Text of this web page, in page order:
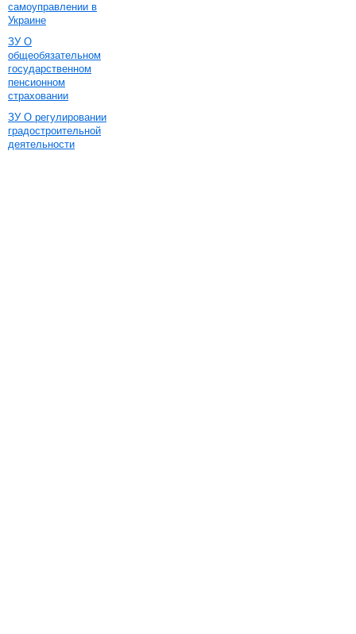
самоуправлении в
Украине
ЗУ О
общеобязательном
государственном
пенсионном
страховании
ЗУ О регулировании
градостроительной
деятельности